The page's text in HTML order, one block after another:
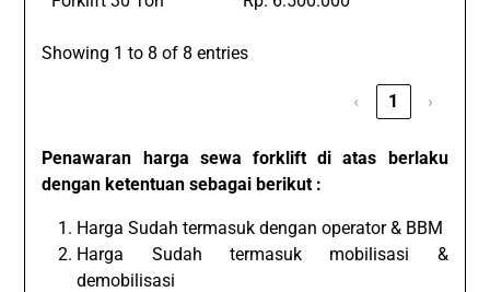
Showing 1 to 8 of 8 entries
‹ 1 ›
Penawaran harga sewa forklift di atas berlaku
dengan ketentuan sebagai berikut :
Harga Sudah termasuk dengan operator & BBM
Harga Sudah termasuk mobilisasi &
demobilisasi